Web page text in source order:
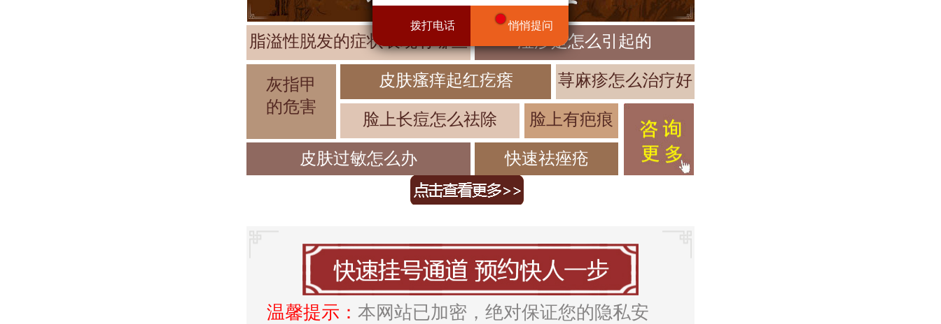
脂溢性脱发的症状表现有哪些 湿疹是怎么引起的
灰指甲
的危害
皮肤瘙痒起红疙瘩 荨麻疹怎么治疗好
脸上长痘怎么祛除 脸上有疤痕
皮肤过敏怎么办 快速祛痤疮
温馨提示： 本网站已加密，绝对保证您的隐私安
拨打电话 悄悄提问